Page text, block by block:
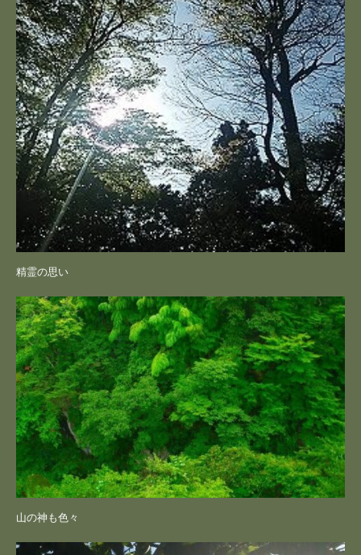
精霊の思い
山の神も色々